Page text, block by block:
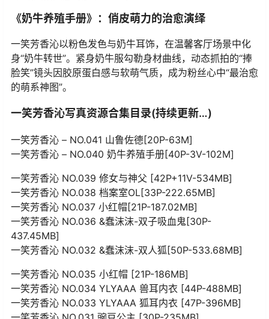
《奶牛养殖手册》：俏皮萌力的治愈演绎
一笑芳香沁以粉色发色与奶牛耳饰，在温馨客厅场景中化
身“奶牛转世”。紧身奶牛服勾勒身材曲线，动态抓拍的“捧
脸笑”镜头因胶原蛋白感与软萌气质，成为粉丝心中“最治愈
的萌系神图”。
一笑芳香沁写真资源合集目录(持续更新…)
一笑芳香沁 – NO.041 山鲁佐德[20P-63M]
一笑芳香沁 – NO.040 奶牛养殖手册[40P-3V-102M]
一笑芳香沁 NO.039 修女与神父 [42P+11V-534MB]
一笑芳香沁 NO.038 档案室OL[33P-222.65MB]
一笑芳香沁 NO.037 小红帽[21P-187.02MB]
一笑芳香沁 NO.036 &蠢沫沫-双子吸血鬼[30P-
437.45MB]
一笑芳香沁 NO.032 &蠢沫沫-双人狐[50P-533.68MB]
一笑芳香沁 NO.035 小红帽 [21P-186MB]
一笑芳香沁 NO.034 YLYAAA 兽耳内衣 [44P-488MB]
一笑芳香沁 NO.033 YLYAAA 狐耳内衣 [47P-396MB]